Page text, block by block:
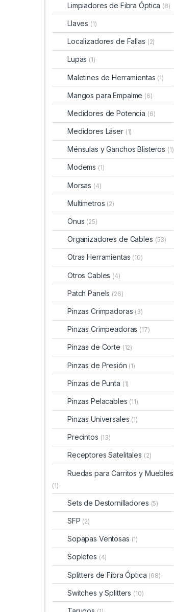
Limpiadores de Fibra Óptica (8)
Llaves (1)
Localizadores de Fallas (2)
Lupas (1)
Maletines de Herramientas (1)
Mangos para Empalme (6)
Medidores de Potencia (6)
Medidores Láser (1)
Ménsulas y Ganchos Blisteros (1)
Modems (1)
Morsas (4)
Multímetros (2)
Onus (25)
Organizadores de Cables (53)
Otras Herramientas (10)
Otros Cables (4)
Patch Panels (26)
Pinzas Crimpadoras (3)
Pinzas Crimpeadoras (17)
Pinzas de Corte (12)
Pinzas de Presión (1)
Pinzas de Punta (1)
Pinzas Pelacables (11)
Pinzas Universales (1)
Precintos (13)
Receptores Satelitales (2)
Ruedas para Carritos y Muebles
(1)
Sets de Destornilladores (5)
SFP (2)
Sopapas Ventosas (1)
Sopletes (4)
Splitters de Fibra Óptica (68)
Switches y Splitters (10)